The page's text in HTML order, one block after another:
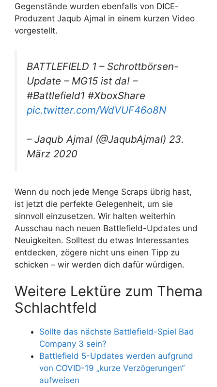
Gegenstände wurden ebenfalls von DICE-
Produzent Jaqub Ajmal in einem kurzen Video
vorgestellt.
BATTLEFIELD 1 – Schrottbörsen-
Update – MG15 ist da! –
#Battlefield1 #XboxShare
pic.twitter.com/WdVUF46o8N
– Jaqub Ajmal (@JaqubAjmal) 23.
März 2020
Wenn du noch jede Menge Scraps übrig hast,
ist jetzt die perfekte Gelegenheit, um sie
sinnvoll einzusetzen. Wir halten weiterhin
Ausschau nach neuen Battlefield-Updates und
Neuigkeiten. Solltest du etwas Interessantes
entdecken, zögere nicht uns einen Tipp zu
schicken – wir werden dich dafür würdigen.
Weitere Lektüre zum Thema
Schlachtfeld
Sollte das nächste Battlefield-Spiel Bad
Company 3 sein?
Battlefield 5-Updates werden aufgrund
von COVID-19 „kurze Verzögerungen“
aufweisen